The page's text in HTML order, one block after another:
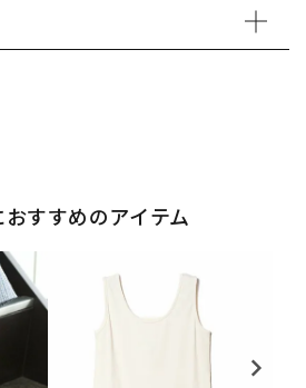
おすすめのアイテム